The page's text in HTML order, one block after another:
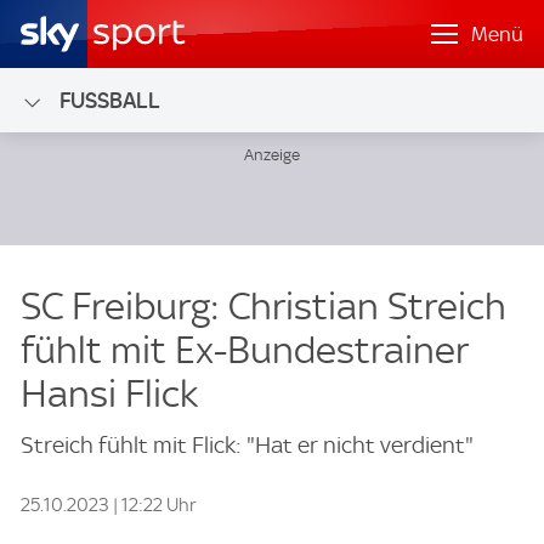
Menü
FUSSBALL
SC Freiburg: Christian Streich
fühlt mit Ex-Bundestrainer
Hansi Flick
Streich fühlt mit Flick: "Hat er nicht verdient"
25.10.2023 | 12:22 Uhr